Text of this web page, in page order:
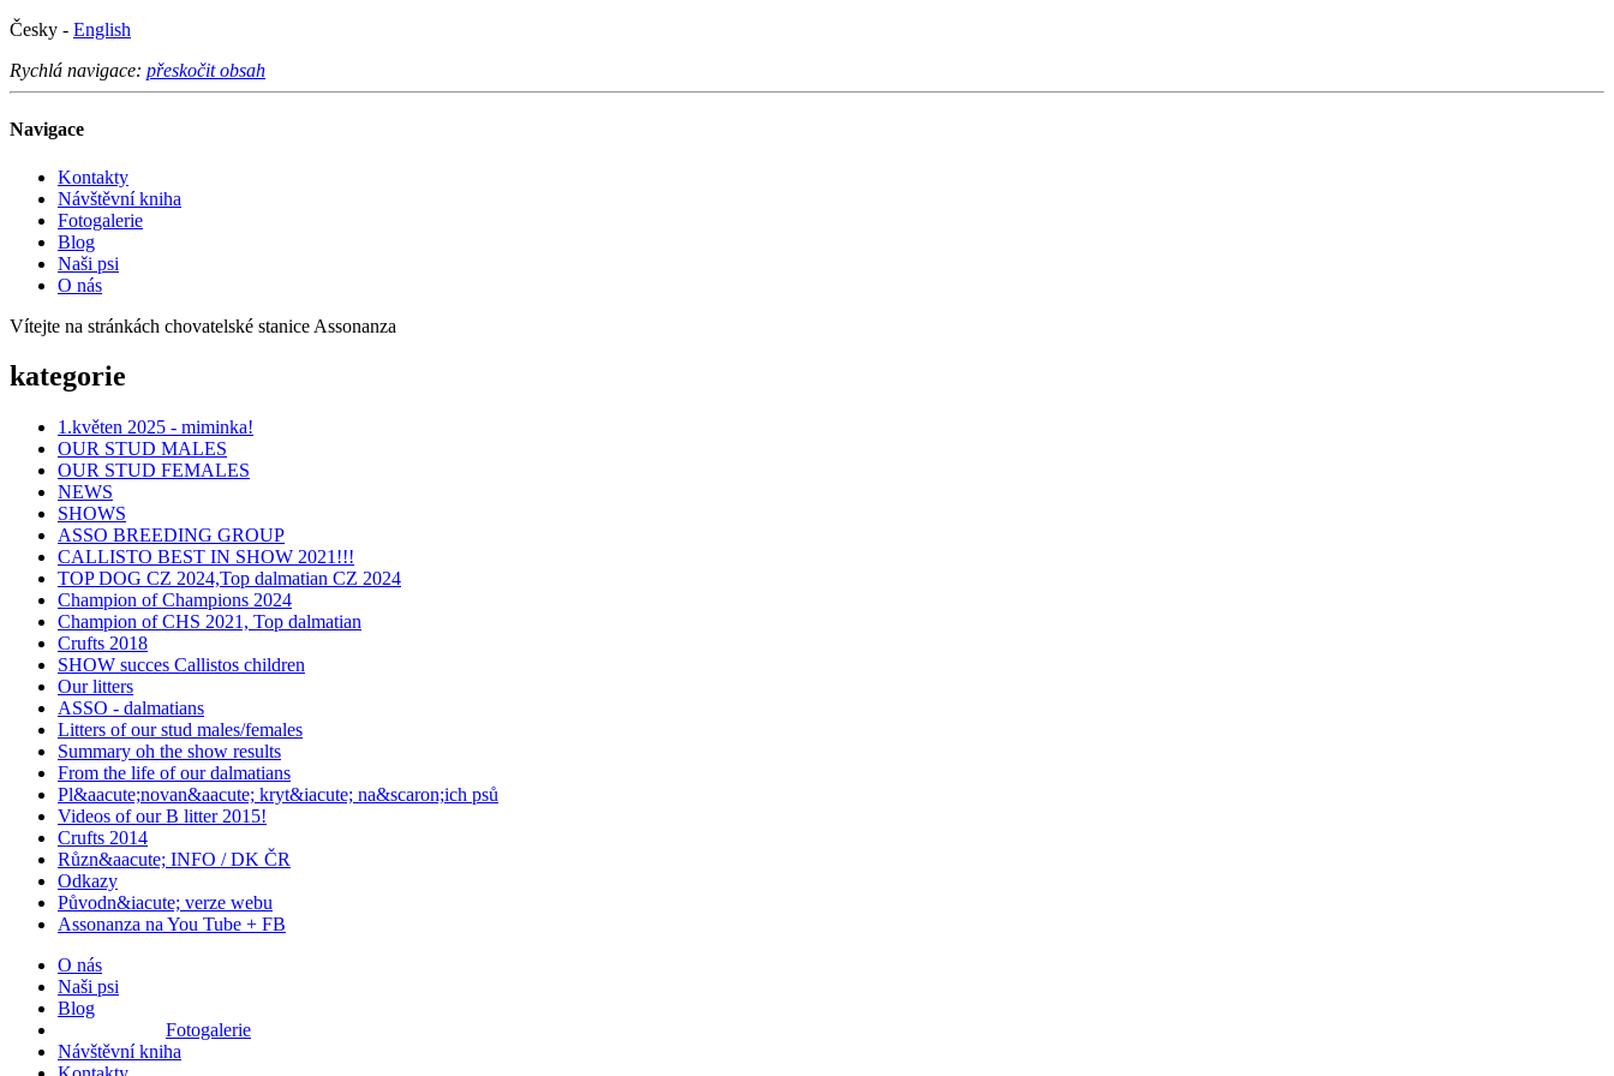
Česky - English
Rychlá navigace: přeskočit obsah
Navigace
Kontakty
Návštěvní kniha
Fotogalerie
Blog
Naši psi
O nás
Vítejte na stránkách chovatelské stanice Assonanza
kategorie
1.květen 2025 - miminka!
OUR STUD MALES
OUR STUD FEMALES
NEWS
SHOWS
ASSO BREEDING GROUP
CALLISTO BEST IN SHOW 2021!!!
TOP DOG CZ 2024,Top dalmatian CZ 2024
Champion of Champions 2024
Champion of CHS 2021, Top dalmatian
Crufts 2018
SHOW succes Callistos children
Our litters
ASSO - dalmatians
Litters of our stud males/females
Summary oh the show results
From the life of our dalmatians
Pl&aacute;novan&aacute; kryt&iacute; na&scaron;ich psů
Videos of our B litter 2015!
Crufts 2014
Různ&aacute; INFO / DK ČR
Odkazy
Původn&iacute; verze webu
Assonanza na You Tube + FB
O nás
Naši psi
Blog
Fotogalerie
Návštěvní kniha